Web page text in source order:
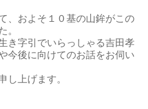
、およそ１０基の山鉾がこの
。
き字引でいらっしゃる吉田孝
今後に向けてのお話をお伺い
し上げます。